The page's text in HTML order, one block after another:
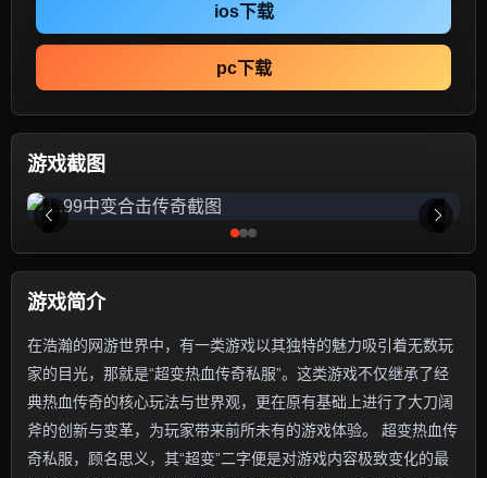
ios下载
pc下载
游戏截图
游戏简介
在浩瀚的网游世界中，有一类游戏以其独特的魅力吸引着无数玩
家的目光，那就是“超变热血传奇私服”。这类游戏不仅继承了经
典热血传奇的核心玩法与世界观，更在原有基础上进行了大刀阔
斧的创新与变革，为玩家带来前所未有的游戏体验。 超变热血传
奇私服，顾名思义，其“超变”二字便是对游戏内容极致变化的最